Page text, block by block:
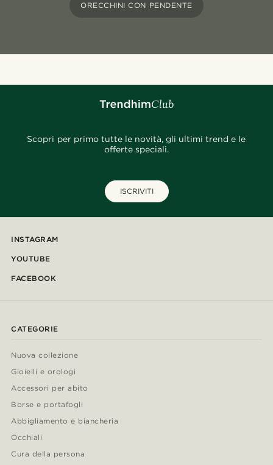
ORECCHINI CON PENDENTE
Scopri per primo tutte le novità, gli ultimi trend e le
offerte speciali.
ISCRIVITI
INSTAGRAM
YOUTUBE
FACEBOOK
CATEGORIE
Nuova collezione
Gioielli e orologi
Accessori per abito
Borse e portafogli
Abbigliamento e biancheria
Occhiali
Cura della persona